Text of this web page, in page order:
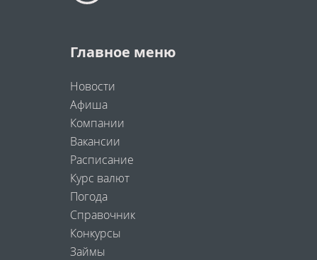
Главное меню
Новости
Афиша
Компании
Вакансии
Расписание
Курс валют
Погода
Справочник
Конкурсы
Займы